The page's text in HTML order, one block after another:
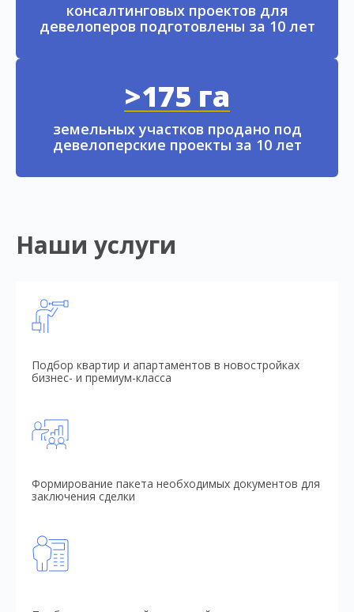
консалтинговых проектов для
девелоперов подготовлены за 10 лет
>175 га
земельных участков продано под
девелоперские проекты за 10 лет
Наши услуги
Подбор квартир и апартаментов в новостройках
бизнес- и премиум-класса
Формирование пакета необходимых документов для
заключения сделки